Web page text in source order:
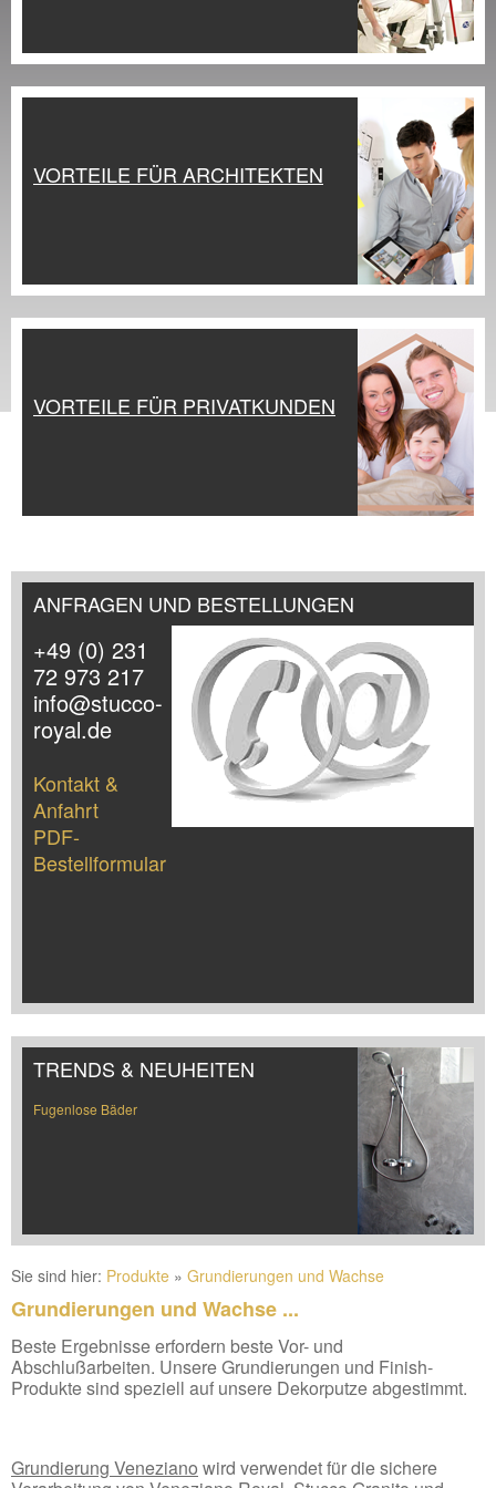
VORTEILE FÜR ARCHITEKTEN
VORTEILE FÜR PRIVATKUNDEN
ANFRAGEN UND BESTELLUNGEN
+49 (0) 231
72 973 217
info@stucco-
royal.de
Kontakt &
Anfahrt
PDF-
Bestellformular
TRENDS & NEUHEITEN
Fugenlose Bäder
Sie sind hier: Produkte » Grundierungen und Wachse
Grundierungen und Wachse ...
Beste Ergebnisse erfordern beste Vor- und
Abschlußarbeiten. Unsere Grundierungen und Finish-
Produkte sind speziell auf unsere Dekorputze abgestimmt.
Grundierung Veneziano wird verwendet für die sichere